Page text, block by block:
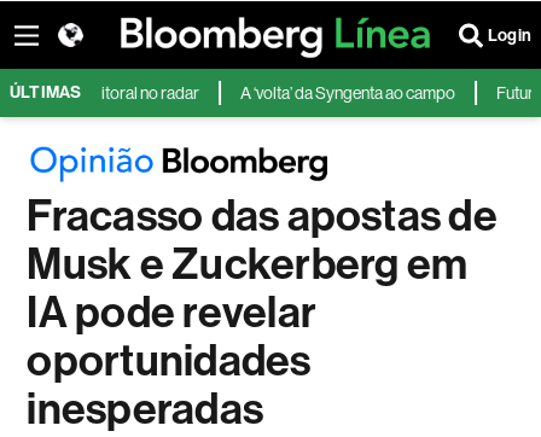
Login
ÚLTIMAS
eleitoral no radar A ‘volta’ da Syngenta ao campo Futuros dos
Fracasso das apostas de
Musk e Zuckerberg em
IA pode revelar
oportunidades
inesperadas